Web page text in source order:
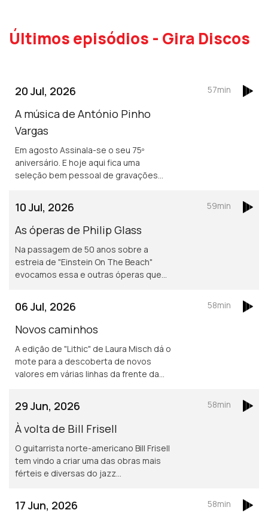
Últimos episódios - Gira Discos
20 Jul, 2026
A música de António Pinho
Vargas
Em agosto Assinala-se o seu 75º
aniversário. E hoje aqui fica uma
seleção bem pessoal de gravações
57min
10 Jul, 2026
As óperas de Philip Glass
Na passagem de 50 anos sobre a
estreia de "Einstein On The Beach"
evocamos essa e outras óperas que
59min
06 Jul, 2026
Novos caminhos
A edição de "Lithic" de Laura Misch dá o
mote para a descoberta de novos
valores em várias linhas da frente da
58min
29 Jun, 2026
À volta de Bill Frisell
O guitarrista norte-americano Bill Frisell
tem vindo a criar uma das obras mais
férteis e diversas do jazz
58min
17 Jun, 2026
58min